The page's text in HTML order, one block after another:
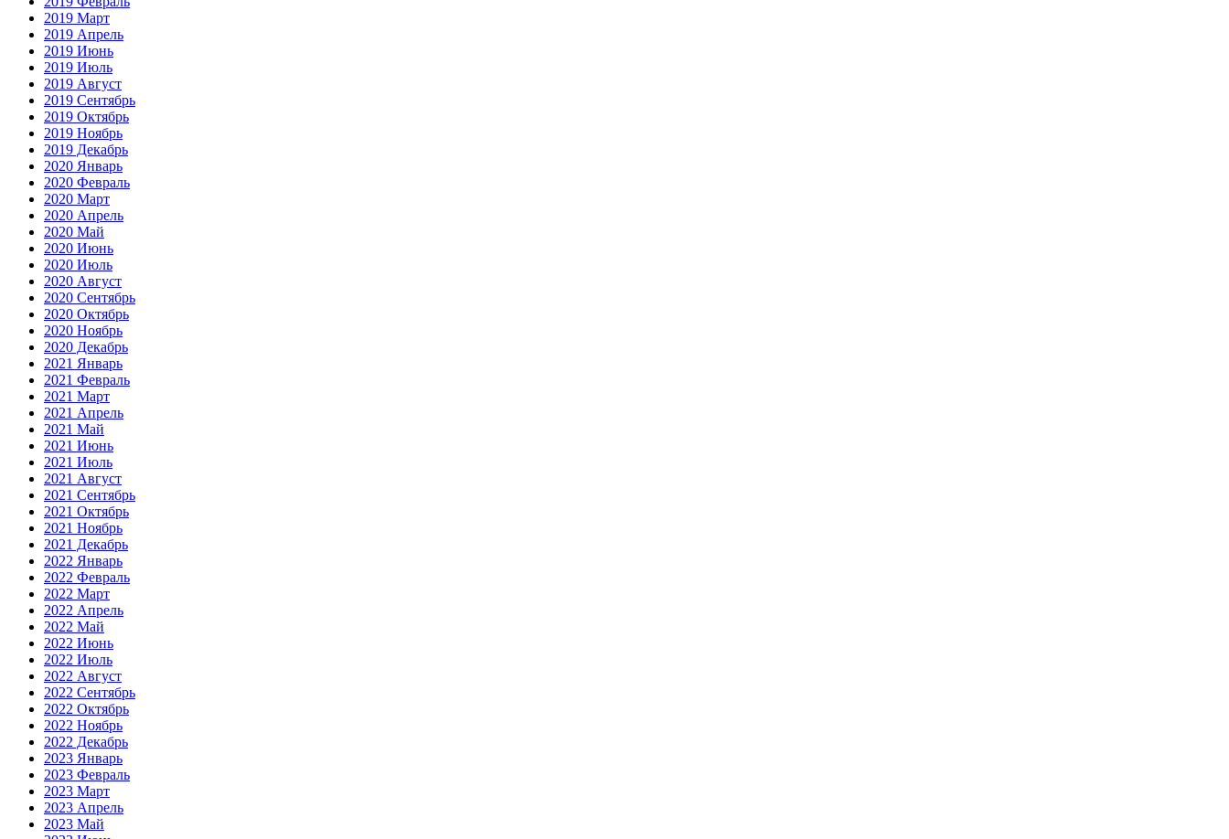
2019 Март
2019 Апрель
2019 Июнь
2019 Июль
2019 Август
2019 Сентябрь
2019 Октябрь
2019 Ноябрь
2019 Декабрь
2020 Январь
2020 Февраль
2020 Март
2020 Апрель
2020 Май
2020 Июнь
2020 Июль
2020 Август
2020 Сентябрь
2020 Октябрь
2020 Ноябрь
2020 Декабрь
2021 Январь
2021 Февраль
2021 Март
2021 Апрель
2021 Май
2021 Июнь
2021 Июль
2021 Август
2021 Сентябрь
2021 Октябрь
2021 Ноябрь
2021 Декабрь
2022 Январь
2022 Февраль
2022 Март
2022 Апрель
2022 Май
2022 Июнь
2022 Июль
2022 Август
2022 Сентябрь
2022 Октябрь
2022 Ноябрь
2022 Декабрь
2023 Январь
2023 Февраль
2023 Март
2023 Апрель
2023 Май